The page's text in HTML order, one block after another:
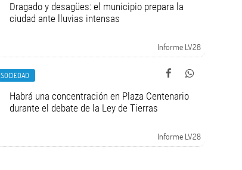
Dragado y desagües: el municipio prepara la
ciudad ante lluvias intensas
Informe LV28
SOCIEDAD
Habrá una concentración en Plaza Centenario
durante el debate de la Ley de Tierras
Informe LV28